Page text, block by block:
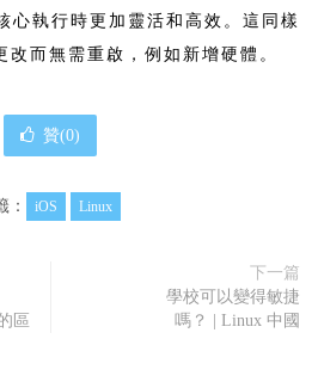
執行時更加靈活和高效。這同樣
而無需重啟，例如新增硬體。
贊(0)
： iOS Linux
區
下一篇
學校可以變得敏捷
嗎？ | Linux 中國